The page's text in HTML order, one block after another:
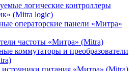
логические контроллеры
(Mitra logic)
операторские панели «Митра»
частоты «Митра» (Mitra)
коммутаторы и преобразователи
питания «Митра» (Mitra)